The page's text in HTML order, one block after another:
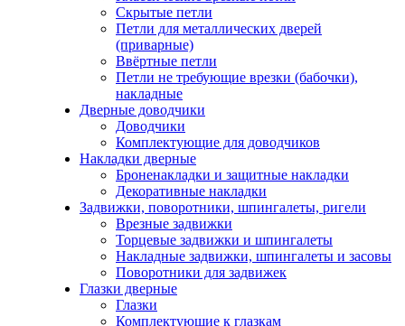
Скрытые петли
Петли для металлических дверей
(приварные)
Ввёртные петли
Петли не требующие врезки (бабочки),
накладные
Дверные доводчики
Доводчики
Комплектующие для доводчиков
Накладки дверные
Броненакладки и защитные накладки
Декоративные накладки
Задвижки, поворотники, шпингалеты, ригели
Врезные задвижки
Торцевые задвижки и шпингалеты
Накладные задвижки, шпингалеты и засовы
Поворотники для задвижек
Глазки дверные
Глазки
Комплектующие к глазкам